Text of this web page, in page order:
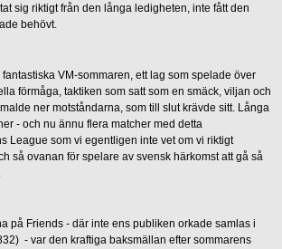
sig riktigt från den långa ledigheten, inte fått den
behövt.
VM-sommaren, ett lag som spelade över
förmåga, taktiken som satt som en smäck, viljan och
ner motståndarna, som till slut krävde sitt. Långa
- och nu ännu flera matcher med detta
League som vi egentligen inte vet om vi riktigt
så ovanan för spelare av svensk härkomst att gå så
på Friends - där inte ens publiken orkade samlas i
- var den kraftiga baksmällan efter sommarens